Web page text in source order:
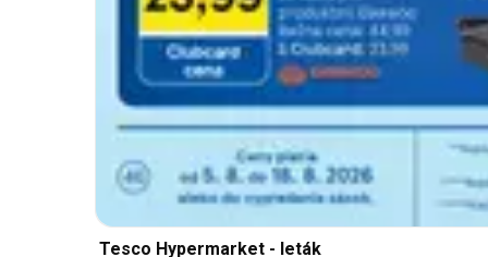
Tesco Hypermarket - leták